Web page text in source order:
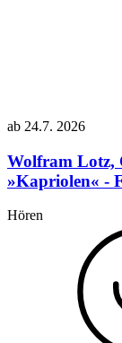
ab 24.7. 2026
Wolfram Lotz,
»Kapriolen« -
Hören